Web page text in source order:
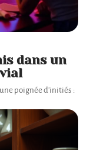
dans un
poignée d'initiés :